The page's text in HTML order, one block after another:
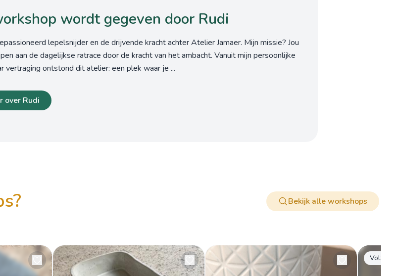
wordt gegeven door Rudi
lepelsnijder en de drijvende kracht achter Atelier Jamaer. Mijn missie? Jou
aan de dagelijkse ratrace door de kracht van het ambacht. Vanuit mijn persoonlijke
vertraging ontstond dit atelier: een plek waar je ...
over Rudi
Bekijk alle workshops
Volzet